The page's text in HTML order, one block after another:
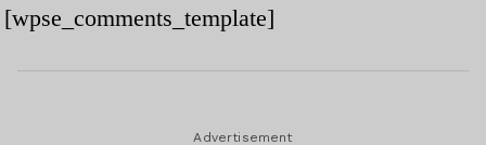
[wpse_comments_template]
Advertisement